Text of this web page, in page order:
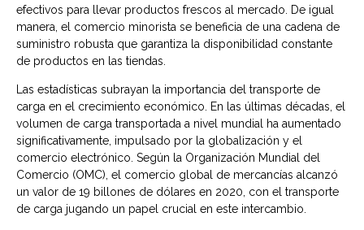
efectivos para llevar productos frescos al mercado. De igual
manera, el comercio minorista se beneficia de una cadena de
suministro robusta que garantiza la disponibilidad constante
de productos en las tiendas.
Las estadísticas subrayan la importancia del transporte de
carga en el crecimiento económico. En las últimas décadas, el
volumen de carga transportada a nivel mundial ha aumentado
significativamente, impulsado por la globalización y el
comercio electrónico. Según la Organización Mundial del
Comercio (OMC), el comercio global de mercancías alcanzó
un valor de 19 billones de dólares en 2020, con el transporte
de carga jugando un papel crucial en este intercambio.